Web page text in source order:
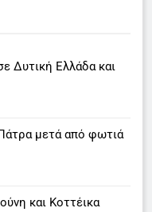
Δυτική Ελλάδα και
μετά από φωτιά
και Κοττέικα
κεντρικού δελτίου
του σταθμού